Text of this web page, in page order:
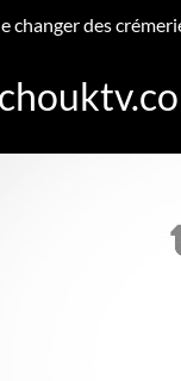
changer des